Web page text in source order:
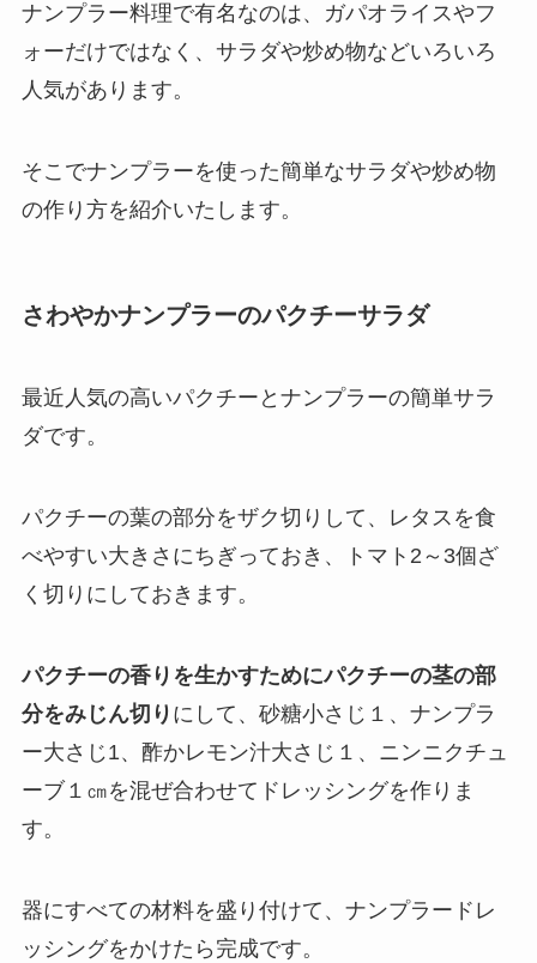
ナンプラー料理で有名なのは、ガパオライスやフ
ォーだけではなく、サラダや炒め物などいろいろ
人気があります。
そこでナンプラーを使った簡単なサラダや炒め物
の作り方を紹介いたします。
さわやかナンプラーのパクチーサラダ
最近人気の高いパクチーとナンプラーの簡単サラ
ダです。
パクチーの葉の部分をザク切りして、レタスを食
べやすい大きさにちぎっておき、トマト2～3個ざ
く切りにしておきます。
パクチーの香りを生かすためにパクチーの茎の部
分をみじん切り にして、砂糖小さじ１、ナンプラ
ー大さじ1、酢かレモン汁大さじ１、ニンニクチュ
ーブ１㎝を混ぜ合わせてドレッシングを作りま
す。
器にすべての材料を盛り付けて、ナンプラードレ
ッシングをかけたら完成です。